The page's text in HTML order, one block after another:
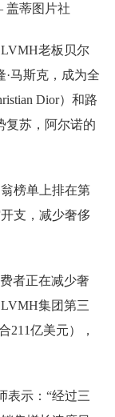
盖蒂图片社
老板贝尔
·马斯克，成为全
Dior）和路
复苏，阿尔诺的
榜单上排在第
支，减少奢侈
者正在减少奢
集团第三
211亿美元），
表示：“经过三